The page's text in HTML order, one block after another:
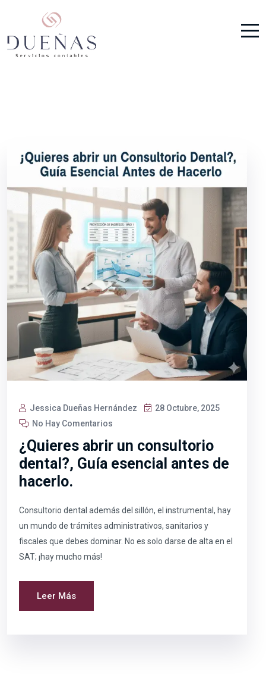
Jessica Dueñas Hernández
28 Octubre, 2025
No Hay Comentarios
¿Quieres abrir un consultorio
dental?, Guía esencial antes de
hacerlo.
Consultorio dental además del sillón, el instrumental, hay
un mundo de trámites administrativos, sanitarios y
fiscales que debes dominar. No es solo darse de alta en el
SAT; ¡hay mucho más!
Leer Más